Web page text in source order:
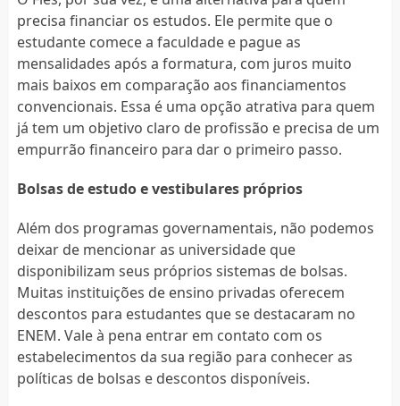
precisa financiar os estudos. Ele permite que o
estudante comece a faculdade e pague as
mensalidades após a formatura, com juros muito
mais baixos em comparação aos financiamentos
convencionais. Essa é uma opção atrativa para quem
já tem um objetivo claro de profissão e precisa de um
empurrão financeiro para dar o primeiro passo.
Bolsas de estudo e vestibulares próprios
Além dos programas governamentais, não podemos
deixar de mencionar as universidade que
disponibilizam seus próprios sistemas de bolsas.
Muitas instituições de ensino privadas oferecem
descontos para estudantes que se destacaram no
ENEM. Vale à pena entrar em contato com os
estabelecimentos da sua região para conhecer as
políticas de bolsas e descontos disponíveis.